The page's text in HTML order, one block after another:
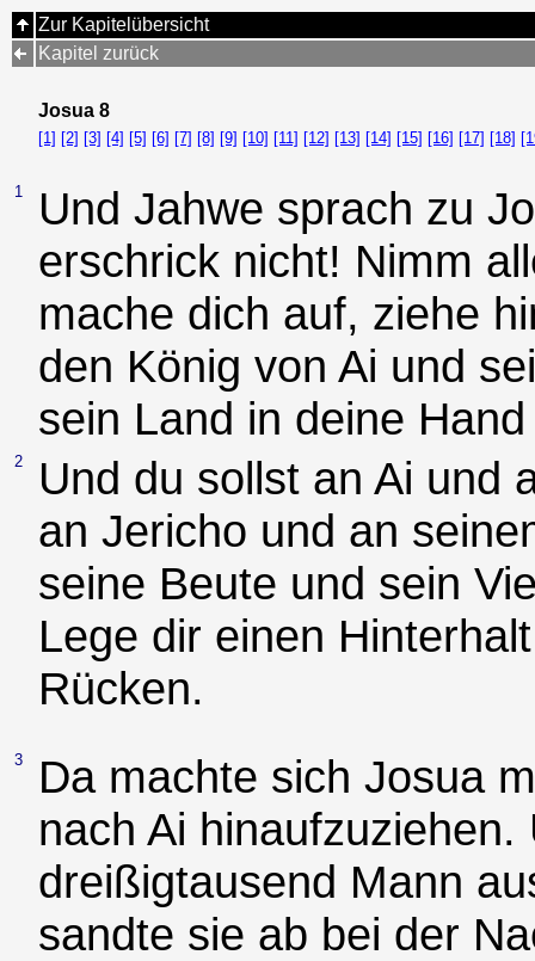
Zur Kapitelübersicht
Kapitel zurück
Josua 8
[1] [2] [3] [4] [5] [6] [7] [8] [9] [10] [11] [12] [13] [14] [15] [16] [17] [18]
1
Und Jahwe sprach zu
erschrick nicht! Nimm
mache dich auf, ziehe
den König von Ai und
sein Land in deine
2
Und du sollst an Ai und
an Jericho und an
seine Beute und sein
Lege dir einen
Rücken.
3
Da machte sich Josua
nach Ai
dreißigtausend Mann
sandte sie ab bei der